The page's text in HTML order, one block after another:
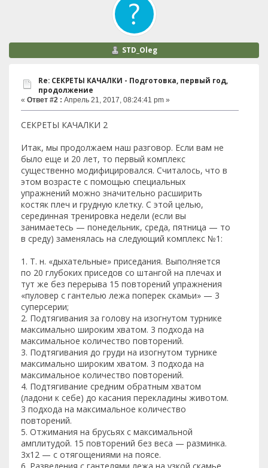
STD_Oleg
Re: СЕКРЕТЫ КАЧАЛКИ - Подготовка, первый год,
продолжение
« Ответ #2 : Апрель 21, 2017, 08:24:41 pm »
СЕКРЕТЫ КАЧАЛКИ 2
Итак, мы продолжаем наш разговор. Если вам не
было еще и 20 лет, то первый комплекс
существенно модифицировался. Считалось, что в
этом возрасте с помощью специальных
упражнений можно значительно расширить
костяк плеч и грудную клетку. С этой целью,
серединная тренировка недели (если вы
занимаетесь — понедельник, среда, пятница — то
в среду) заменялась на следующий комплекс №1:
1. Т. н. «дыхательные» приседания. Выполняется
по 20 глубоких приседов со штангой на плечах и
тут же без перерыва 15 повторений упражнения
«пуловер с гантелью лежа поперек скамьи» — 3
суперсерии;
2. Подтягивания за голову на изогнутом турнике
максимально широким хватом. 3 подхода на
максимальное количество повторений.
3. Подтягивания до груди на изогнутом турнике
максимально широким хватом. 3 подхода на
максимальное количество повторений.
4. Подтягивание средним обратным хватом
(ладони к себе) до касания перекладины животом.
3 подхода на максимальное количество
повторений.
5. Отжимания на брусьях с максимальной
амплитудой. 15 повторений без веса — разминка.
3х12 — с отягощениями на поясе.